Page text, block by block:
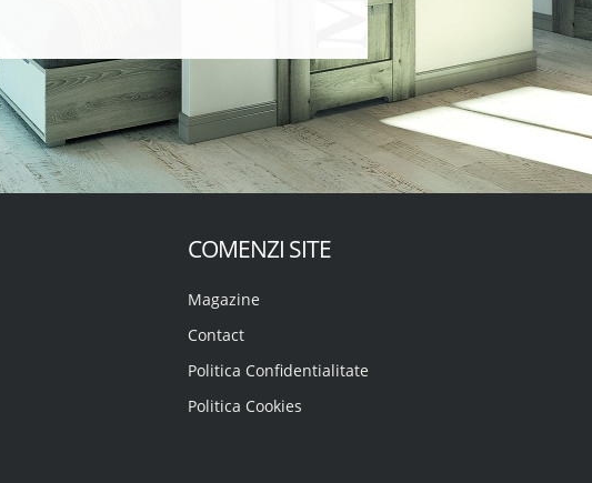
COMENZI SITE
Magazine
Contact
Politica Confidentialitate
Politica Cookies